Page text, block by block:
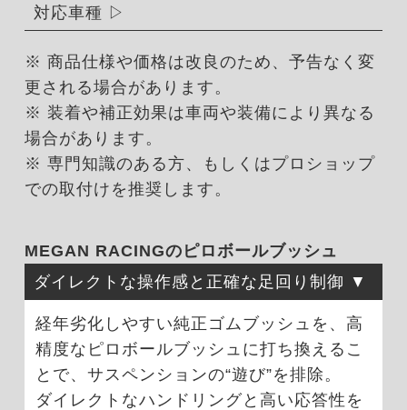
対応車種
※ 商品仕様や価格は改良のため、予告なく変
更される場合があります。
※ 装着や補正効果は車両や装備により異なる
場合があります。
※ 専門知識のある方、もしくはプロショップ
での取付けを推奨します。
MEGAN RACINGのピロボールブッシュ
ダイレクトな操作感と正確な足回り制御
経年劣化しやすい純正ゴムブッシュを、高
精度なピロボールブッシュに打ち換えるこ
とで、サスペンションの“遊び”を排除。
ダイレクトなハンドリングと高い応答性を